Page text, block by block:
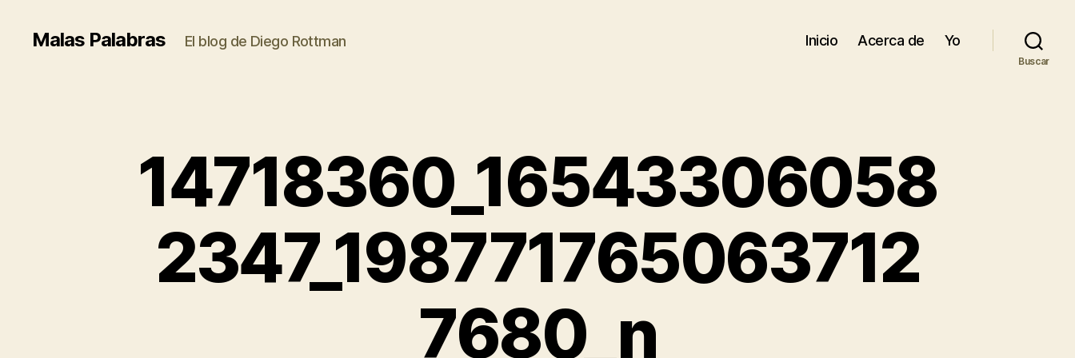
Malas Palabras El blog de Diego Rottman Inicio Acerca de Yo
Buscar
14718360_16543306058
2347_198771765063712
7680_n